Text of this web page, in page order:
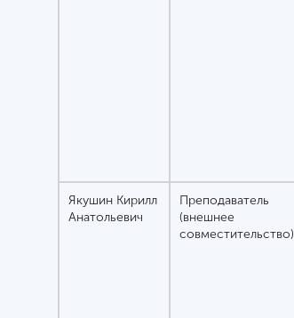
Якушин Кирилл
Анатольевич
Преподаватель
(внешнее
совместительство)